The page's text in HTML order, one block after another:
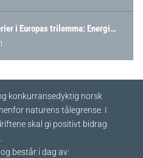
Arendalsuka:Batterier i Europas trilemma: Energisikkerhet, konkurransekraft og bærekraft (Battery Norway-arrangement)
konkurransedyktig norsk
naturens tålegrense. I
skal gi positivt bidrag
består i dag av: